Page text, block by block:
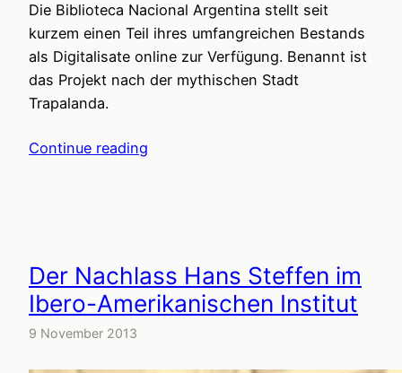
Die Biblioteca Nacional Argentina stellt seit
kurzem einen Teil ihres umfangreichen Bestands
als Digitalisate online zur Verfügung. Benannt ist
das Projekt nach der mythischen Stadt
Trapalanda.
Continue reading
Der Nachlass Hans Steffen im
Ibero-Amerikanischen Institut
9 November 2013